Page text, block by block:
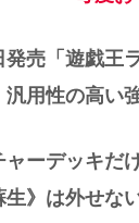
売「遊戯王
用性の高い
ーデッキだ
生》は外せな